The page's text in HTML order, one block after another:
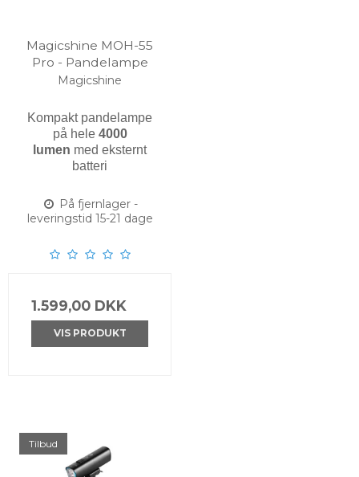
Magicshine MOH-55
Pro - Pandelampe
Magicshine
Kompakt pandelampe
på hele 4000
lumen med eksternt
batteri
På fjernlager -
leveringstid 15-21 dage
1.599,00 DKK
VIS PRODUKT
Tilbud